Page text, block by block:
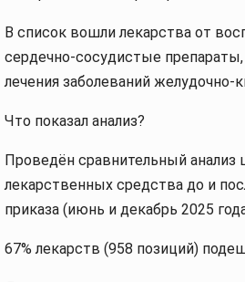
В список вошли лекарства от
сердечно-сосудистые
лечения заболеваний желудочно-
Что показал анализ?
Проведён сравнительный анализ
лекарственных средства до и
приказа (июнь и декабрь 2025
67% лекарств (958 позиций)